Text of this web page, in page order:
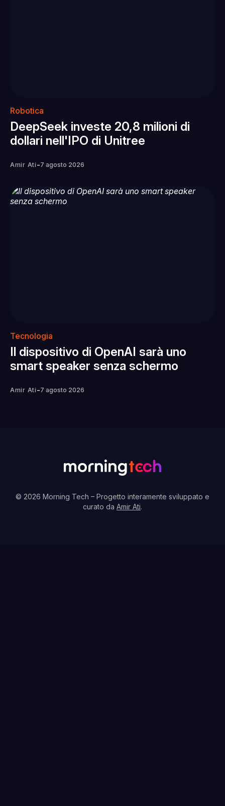
Robotica
DeepSeek investe 20,8 milioni di
dollari nell'IPO di Unitree
Amir Ati -7 agosto 2026
Tecnologia
Il dispositivo di OpenAI sarà uno
smart speaker senza schermo
Amir Ati -7 agosto 2026
© 2026 Morning Tech – Progetto interamente sviluppato e
curato da Amir Ati.